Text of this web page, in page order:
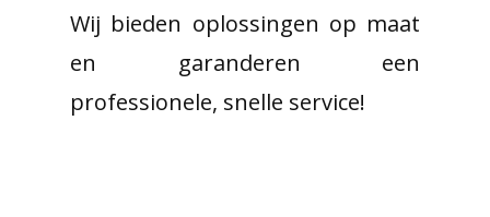
Wij bieden oplossingen op maat
en garanderen een
professionele, snelle service!